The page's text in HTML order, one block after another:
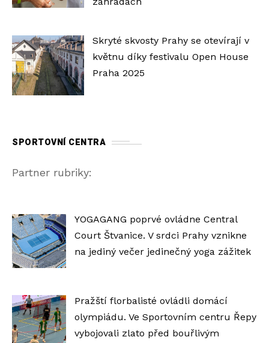
Skryté skvosty Prahy se otevírají v
květnu díky festivalu Open House
Praha 2025
SPORTOVNÍ CENTRA
Partner rubriky:
YOGAGANG poprvé ovládne Central
Court Štvanice. V srdci Prahy vznikne
na jediný večer jedinečný yoga zážitek
Pražští florbalisté ovládli domácí
olympiádu. Ve Sportovním centru Řepy
vybojovali zlato před bouřlivým